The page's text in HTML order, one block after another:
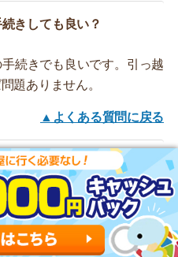
きしても良い？
続きでも良いです。引っ越
題ありません。
▲よくある質問に戻る
数える？
ます。引っ越し日が4/1の
してください。